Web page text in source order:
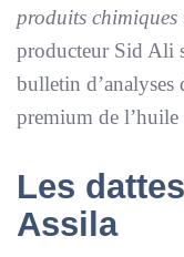
produits chimiques
producteur Sid Ali
bulletin d’analyses
premium de
Les
Assila